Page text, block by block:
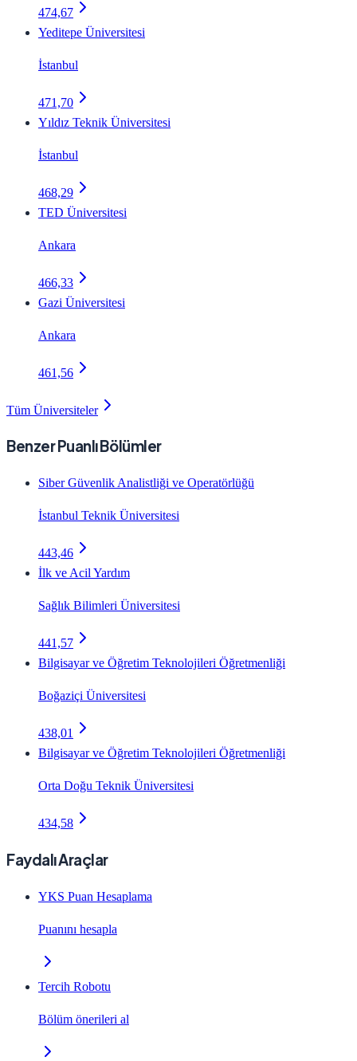
474,67
Yeditepe Üniversitesi
İstanbul
471,70
Yıldız Teknik Üniversitesi
İstanbul
468,29
TED Üniversitesi
Ankara
466,33
Gazi Üniversitesi
Ankara
461,56
Tüm Üniversiteler
Benzer Puanlı Bölümler
Siber Güvenlik Analistliği ve Operatörlüğü
İstanbul Teknik Üniversitesi
443,46
İlk ve Acil Yardım
Sağlık Bilimleri Üniversitesi
441,57
Bilgisayar ve Öğretim Teknolojileri Öğretmenliği
Boğaziçi Üniversitesi
438,01
Bilgisayar ve Öğretim Teknolojileri Öğretmenliği
Orta Doğu Teknik Üniversitesi
434,58
Faydalı Araçlar
YKS Puan Hesaplama
Puanını hesapla
Tercih Robotu
Bölüm önerileri al